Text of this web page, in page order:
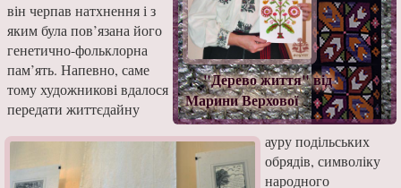
"Дерево життя" від
Марини Верхової
він черпав натхнення і з
яким була пов’язана його
генетично-фольклорна
пам’ять. Напевно, саме
тому художникові вдалося
передати життєдайну
ауру подільських
обрядів, символіку
народного